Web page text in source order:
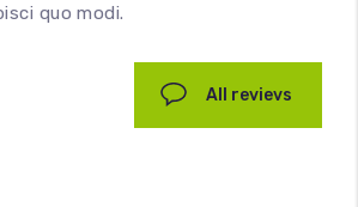
quo modi.
All revievs